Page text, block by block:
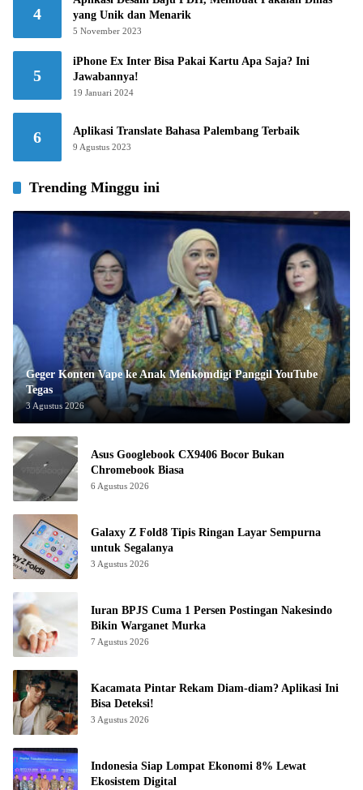
4
yang Unik dan Menarik
5 November 2023
5
iPhone Ex Inter Bisa Pakai Kartu Apa Saja? Ini
Jawabannya!
19 Januari 2024
6 Aplikasi Translate Bahasa Palembang Terbaik
9 Agustus 2023
Trending Minggu ini
Geger Konten Vape ke Anak Menkomdigi Panggil YouTube
Tegas
3 Agustus 2026
Asus Googlebook CX9406 Bocor Bukan
Chromebook Biasa
6 Agustus 2026
Galaxy Z Fold8 Tipis Ringan Layar Sempurna
untuk Segalanya
3 Agustus 2026
Iuran BPJS Cuma 1 Persen Postingan Nakesindo
Bikin Warganet Murka
7 Agustus 2026
Kacamata Pintar Rekam Diam-diam? Aplikasi Ini
Bisa Deteksi!
3 Agustus 2026
Indonesia Siap Lompat Ekonomi 8% Lewat
Ekosistem Digital